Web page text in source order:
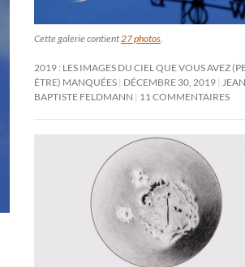
Cette galerie contient27 photos.
2019 : LES IMAGES DU CIEL QUE VOUS AVEZ
ÊTRE) MANQUÉES DÉCEMBRE 30, 2019
BAPTISTE FELDMANN
11 COMMENTAIRES